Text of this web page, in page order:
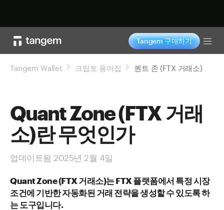
Tangem 구매하기
Tangem Wallet 크립토 용어집 퀀트 존 (FTX 거래소)
Quant Zone (FTX 거래
소)란 무엇인가
업데이트됨 2025년 2월 4일
Quant Zone (FTX 거래소)는 FTX 플랫폼에서 특정 시장
조건에 기반한 자동화된 거래 전략을 생성할 수 있도록 하
는 도구입니다.